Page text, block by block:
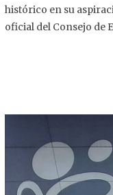
2
histórico en su
oficial del Consejo de